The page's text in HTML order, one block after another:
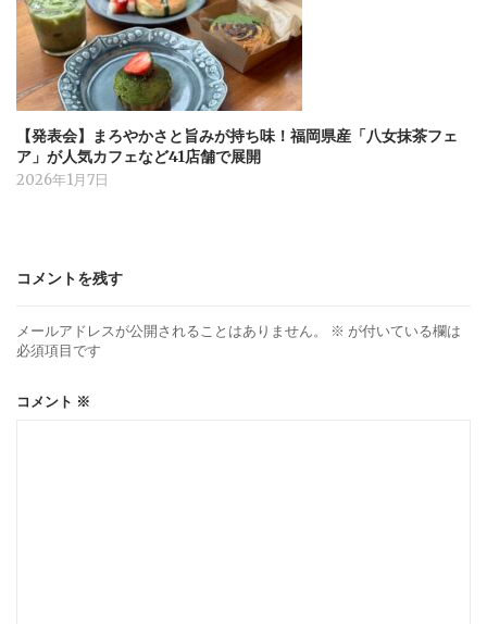
【発表会】まろやかさと旨みが持ち味！福岡県産「八女抹茶フェ
ア」が人気カフェなど41店舗で展開
2026年1月7日
コメントを残す
メールアドレスが公開されることはありません。 ※ が付いている欄は
必須項目です
コメント ※